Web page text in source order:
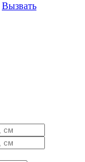
Вызвать